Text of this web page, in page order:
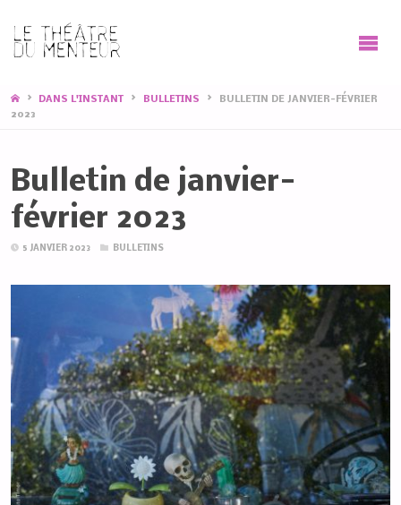
HOMEDANS L'INSTANT BULLETINS
BULLETIN DE JANVIER-FÉVRIER
2023
Bulletin de janvier-
février 2023
5 JANVIER 2023 BULLETINS